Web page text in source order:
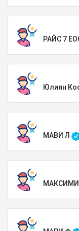
РАЙС 7
Юлиян
МАВИ Л